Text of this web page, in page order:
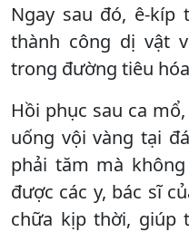
Ngay sau đó, ê-
thành công dị vật
trong đường tiêu
Hồi phục sau ca mổ,
uống vội vàng tại
phải tăm mà
được các y, bác sĩ
chữa kịp thời, giúp